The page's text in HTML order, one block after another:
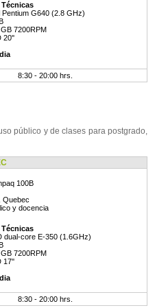
Pentium G640 (2.8 GHz)
7200RPM
20''
8:30 - 20:00 hrs.
público y de clases para postgrado,
100B
Quebec
y docencia
dual-core E-350 (1.6GHz)
7200RPM
17''
8:30 - 20:00 hrs.